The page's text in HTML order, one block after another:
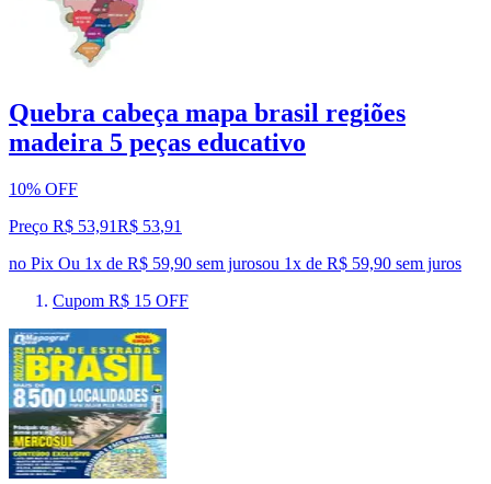
Quebra cabeça mapa brasil regiões
madeira 5 peças educativo
10% OFF
Preço R$ 53,91R$ 53,91
no Pix Ou 1x de R$ 59,90 sem jurosou 1x de R$ 59,90 sem juros
Cupom R$ 15 OFF